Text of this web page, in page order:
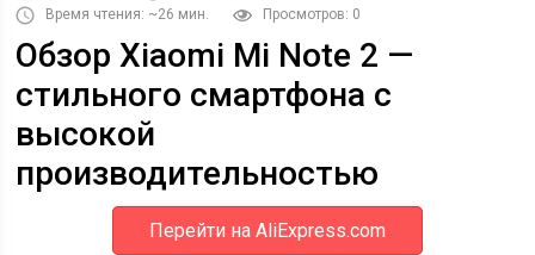
Время чтения: ~26 мин.
Просмотров: 0
Обзор Xiaomi Mi Note 2 —
стильного смартфона с
высокой
производительностью
Перейти на AliExpress.com